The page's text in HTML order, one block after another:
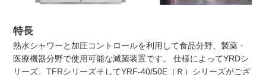
特長
熱水シャワーと加圧コントロールを利用して食品分野、製薬・
医療機器分野で使用可能な滅菌装置です。 仕様によってYRDシ
リーズ、TFRシリーズそしてYRF-40/50E（Ｒ）シリーズがござ